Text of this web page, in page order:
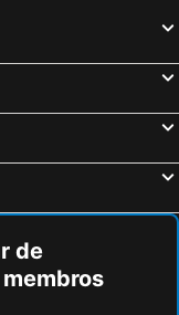
Apartments
Seaview, Beachfront
de